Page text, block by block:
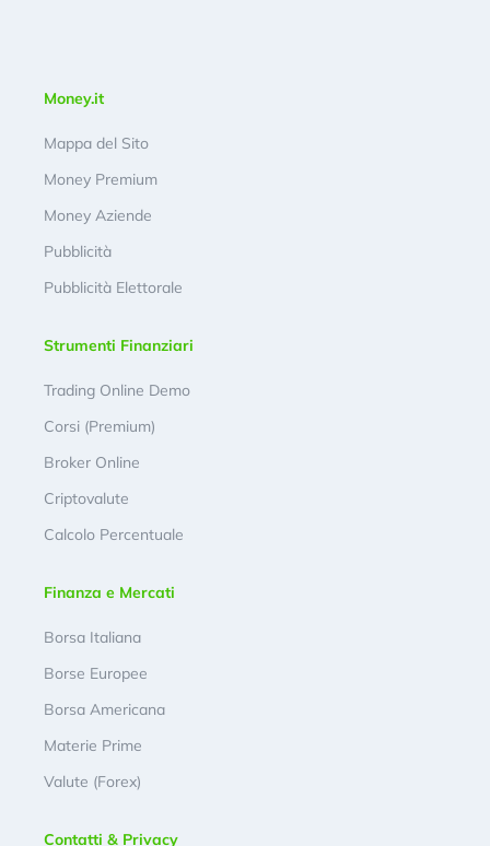
Money.it
Mappa del Sito
Money Premium
Money Aziende
Pubblicità
Pubblicità Elettorale
Strumenti Finanziari
Trading Online Demo
Corsi (Premium)
Broker Online
Criptovalute
Calcolo Percentuale
Finanza e Mercati
Borsa Italiana
Borse Europee
Borsa Americana
Materie Prime
Valute (Forex)
Contatti & Privacy